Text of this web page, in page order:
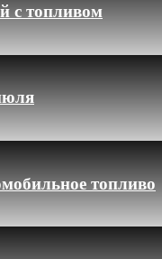
с топливом
топливо